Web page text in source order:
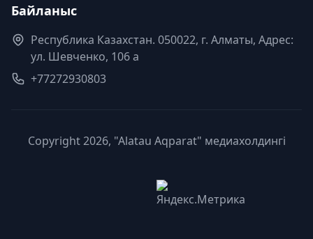
Байланыс
Республика Казахстан. 050022, г. Алматы, Адрес:
ул. Шевченко, 106 а
+77272930803
Copyright 2026, "Alatau Aqparat" медиахолдингі